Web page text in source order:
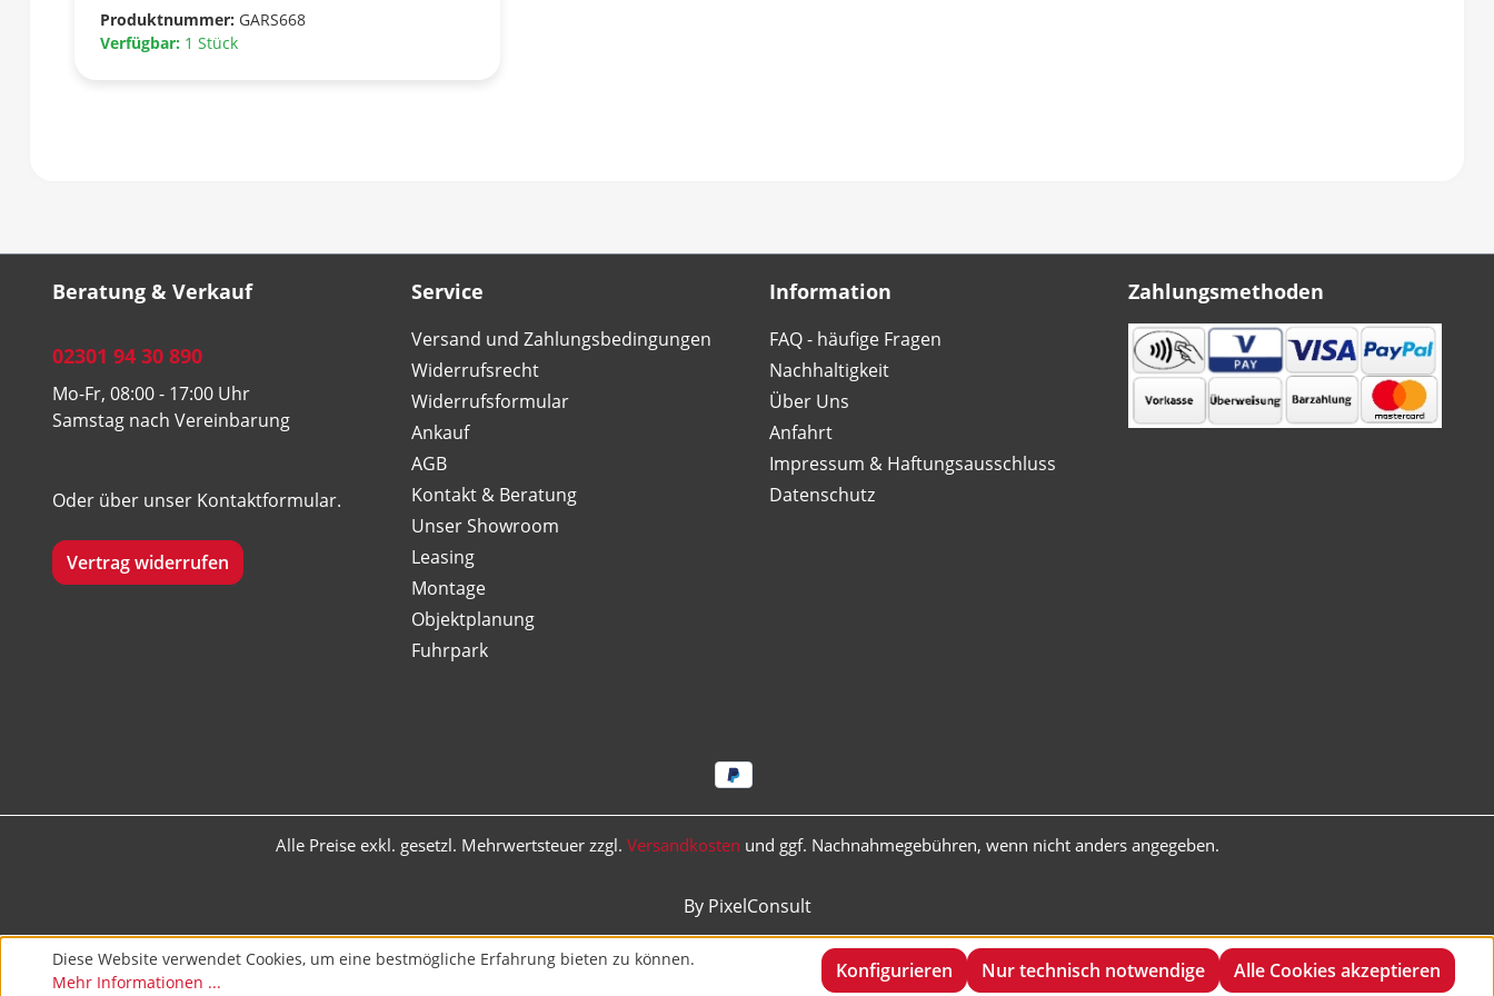
Produktnummer: GARS668
Verfügbar: 1 Stück
Beratung & Verkauf
02301 94 30 890
Mo-Fr, 08:00 - 17:00 Uhr
Samstag nach Vereinbarung
Oder über unser Kontaktformular.
Vertrag widerrufen
Service
Versand und Zahlungsbedingungen
Widerrufsrecht
Widerrufsformular
Ankauf
AGB
Kontakt & Beratung
Unser Showroom
Leasing
Montage
Objektplanung
Fuhrpark
Information
FAQ - häufige Fragen
Nachhaltigkeit
Über Uns
Anfahrt
Impressum & Haftungsausschluss
Datenschutz
Zahlungsmethoden
Alle Preise exkl. gesetzl. Mehrwertsteuer zzgl. Versandkosten und ggf. Nachnahmegebühren, wenn nicht anders angegeben.
By PixelConsult
Diese Website verwendet Cookies, um eine bestmögliche Erfahrung bieten zu können.
Mehr Informationen ...
Nur technisch notwendige
Konfigurieren Alle Cookies akzeptieren